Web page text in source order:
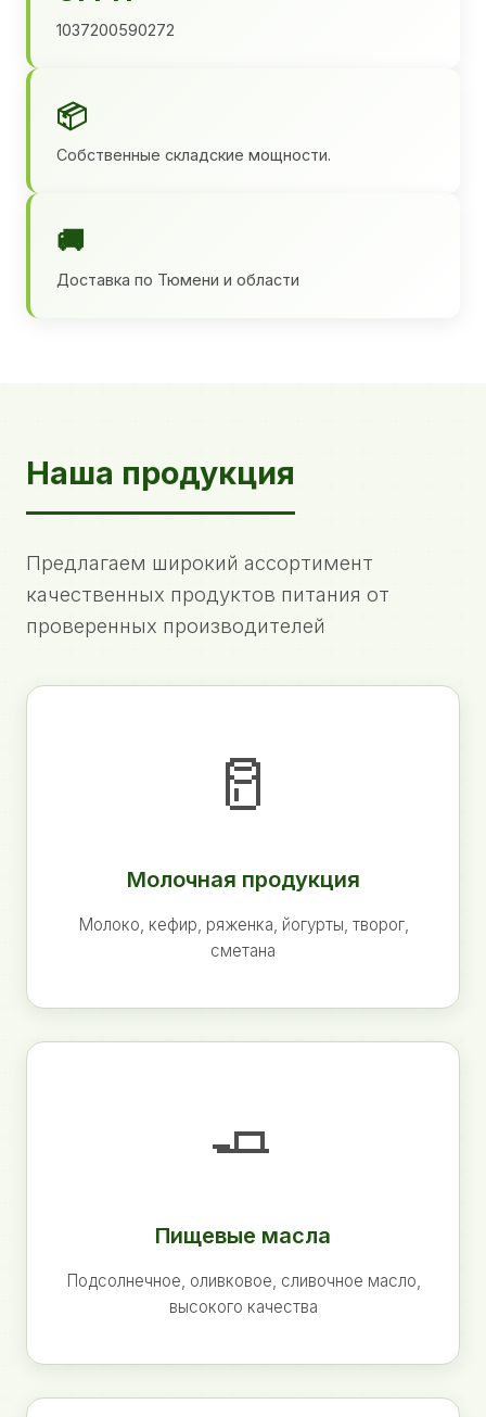
1037200590272
📦
Собственные складские мощности.
🚚
Доставка по Тюмени и области
Наша продукция
Предлагаем широкий ассортимент
качественных продуктов питания от
проверенных производителей
🥛
Молочная продукция
Молоко, кефир, ряженка, йогурты, творог,
сметана
🧈
Пищевые масла
Подсолнечное, оливковое, сливочное масло,
высокого качества